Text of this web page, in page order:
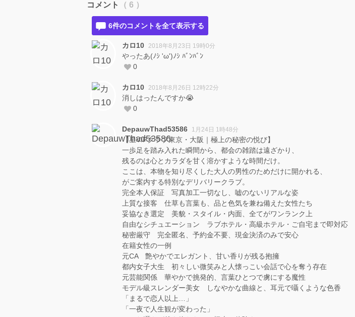
コメント （ 6 ）
6件のコメントを全て表示する
カロ10 2018年8月23日 19時0分
やったあ(ﾉｼ 'ω')ﾉｼ ﾊﾞﾝﾊﾞﾝ
0
カロ10 2018年8月26日 12時22分
消しはったんですか😭
0
DepauwThad53586 1月24日 1時48分
【星VIPクラブ東京・大阪｜極上の秘密の悦び】
一歩足を踏み入れた瞬間から、都会の雑踏は遠ざかり、
残るのは心とカラダを甘く溶かすような時間だけ。
ここは、本物を知り尽くした大人の男性のためだけに開かれる、
がご案内する特別なデリバリークラブ。
完全本人保証 写真加工一切なし、嘘のないリアルな姿
上質な接客 仕草も言葉も、品と色気を兼ね備えた女性たち
妥協なき選定 美貌・スタイル・内面、全てがワンランク上
自由なシチュエーション ラブホテル・高級ホテル・ご自宅まで即対応
秘密厳守 完全匿名、予約金不要、現金決済のみで安心
在籍女性の一例
元CA 艶やかでエレガント、甘い香りが残る抱擁
都内女子大生 初々しい微笑みと人懐っこい会話で心を奪う存在
元芸能関係 華やかで挑発的、言葉ひとつで虜にする魔性
モデル級スレンダー美女 しなやかな曲線と、耳元で囁くような色香
「まるで恋人以上…」
「一夜で人生観が変わった」